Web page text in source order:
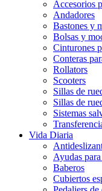
Accesorios
Andadores
Bastones y
Bolsas y
Cinturones
Conteras
Rollators
Scooters
Sillas de
Sillas de
Sistemas
Vida Diaria
Ayudas
Baberos
Cubiertos